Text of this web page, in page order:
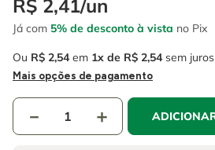
R$ 2,41/un
Já com 5% de desconto à vista no Pix
Ou R$ 2,54em 1 R$ 2,54sem juros
Mais opções de pagamento
＋
－
6 º fio
chave impacto
9º cabo flexivel
escada
º serra circular
º fio
º serra copo